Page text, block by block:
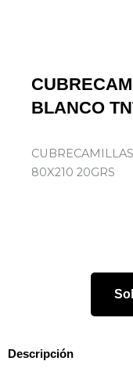
BLANCO
80X210 20GRS
Descripción